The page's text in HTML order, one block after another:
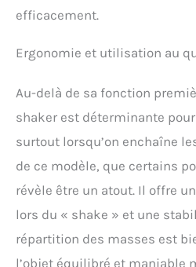
efficacement.
Ergonomie et utilisation au
Au-delà de sa fonction
shaker est déterminante
surtout lorsqu’on enchaîne
de ce modèle, que certains
révèle être un atout. Il offre
lors du « shake » et une
répartition des masses est
l’objet équilibré et maniable